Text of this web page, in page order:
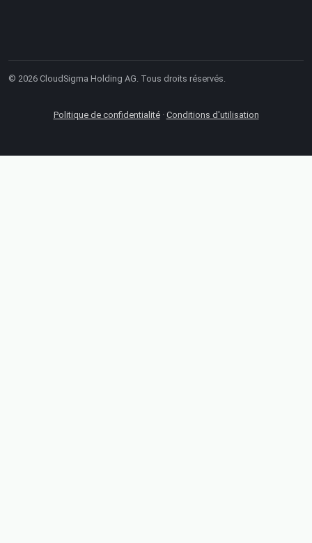
© 2026 CloudSigma Holding AG. Tous droits réservés
Politique de confidentialité· Conditions d'utilisation